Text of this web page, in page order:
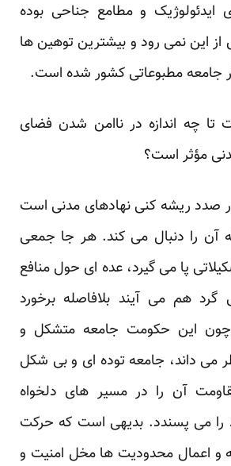
و مطامع جناحی بوده
این نمی رود و بیشترین توهین ها
جامعه مطبوعاتی کشور شده است.
چه اندازه در ناامن شدن فضای
مؤثر است؟
صدد ریشه کنی نهادهای مدنی است
آن را دنبال می کند. هر جا جمعی
پا می گیرد، عده ای حول منافع
هم می آیند بلافاصله برخورد
این حکومت جامعه متشکل و
می داند، جامعه توده ای و بی شکل
آن را در مسیر های دلخواه
می پسندد. بدیهی است که حرکت
و اعمال محدودیت ها مخل امنیت و